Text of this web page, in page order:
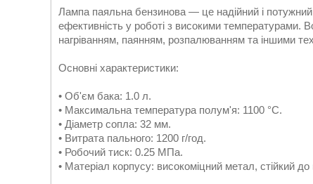
Лампа паяльна бензинова — це надійний і потужний
ефективність у роботі з високими температурами.
нагріванням, паянням, розпалюванням та іншими
Основні характеристики:
• Об'єм бака: 1.0 л.
• Максимальна температура полум'я: 1100 °C.
• Діаметр сопла: 32 мм.
• Витрата пального: 1200 г/год.
• Робочий тиск: 0.25 МПа.
• Матеріал корпусу: високоміцний метал, стійкий